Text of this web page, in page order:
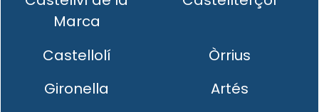
Marca
Castellolí
Òrrius
Gironella
Artés